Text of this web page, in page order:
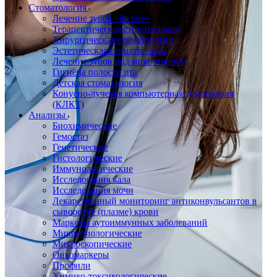
Стоматология
Лечение зубов «во сне»
Терапевтическая стоматология
Хирургическая стоматология
Эстетическая стоматология
Лечение зубов под микроскопом
Гигиена полости рта
Детская стоматология
Конусно-лучевая компьютерная томография
(КЛКТ)
Анализы
Биохимические
Гемостаз
Генетические
Гистологические
Иммунологические
Исследования кала
Исследования мочи
Лекарственный мониторинг антиконвульсантов в
сыворотке (плазме) крови
Маркеры аутоиммунных заболеваний
Микробиологические
Микроскопические
Онкомаркеры
Профили